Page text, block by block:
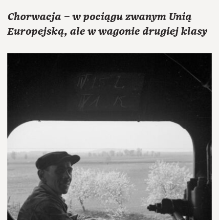
Chorwacja – w pociągu zwanym Unią
Europejską, ale w wagonie drugiej klasy